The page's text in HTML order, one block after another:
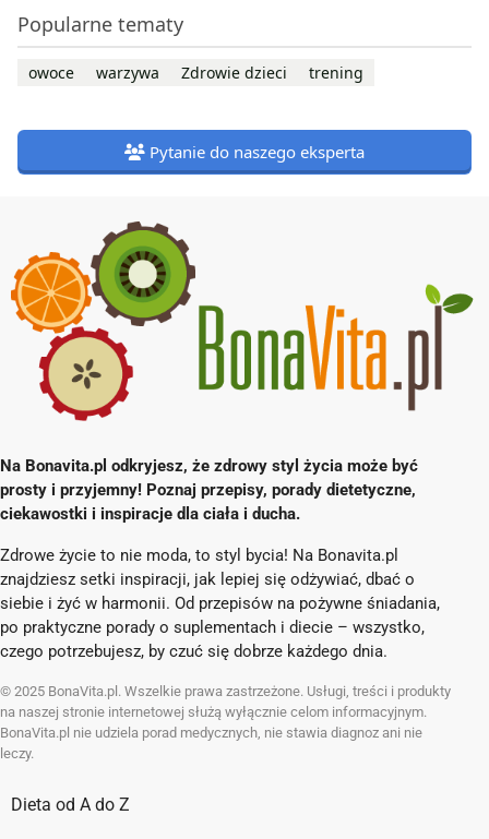
Popularne tematy
owoce warzywa Zdrowie dzieci trening
Pytanie do naszego eksperta
Na Bonavita.pl odkryjesz, że zdrowy styl życia może być
prosty i przyjemny! Poznaj przepisy, porady dietetyczne,
ciekawostki i inspiracje dla ciała i ducha.
Zdrowe życie to nie moda, to styl bycia! Na Bonavita.pl
znajdziesz setki inspiracji, jak lepiej się odżywiać, dbać o
siebie i żyć w harmonii. Od przepisów na pożywne śniadania,
po praktyczne porady o suplementach i diecie – wszystko,
czego potrzebujesz, by czuć się dobrze każdego dnia.
© 2025 BonaVita.pl. Wszelkie prawa zastrzeżone. Usługi, treści i produkty
na naszej stronie internetowej służą wyłącznie celom informacyjnym.
BonaVita.pl nie udziela porad medycznych, nie stawia diagnoz ani nie
leczy.
Dieta od A do Z